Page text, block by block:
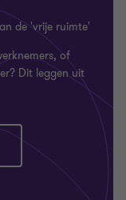
de 'vrije ruimte'
of
Dit leggen uit